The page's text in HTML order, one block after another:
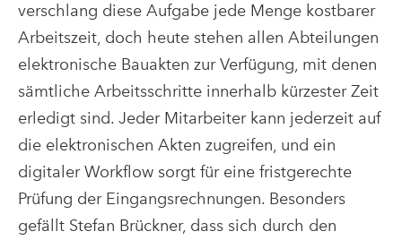
verschlang diese Aufgabe jede Menge kostbarer
Arbeitszeit, doch heute stehen allen Abteilungen
elektronische Bauakten zur Verfügung, mit denen
sämtliche Arbeitsschritte innerhalb kürzester Zeit
erledigt sind. Jeder Mitarbeiter kann jederzeit auf
die elektronischen Akten zugreifen, und ein
digitaler Workflow sorgt für eine fristgerechte
Prüfung der Eingangsrechnungen. Besonders
gefällt Stefan Brückner, dass sich durch den